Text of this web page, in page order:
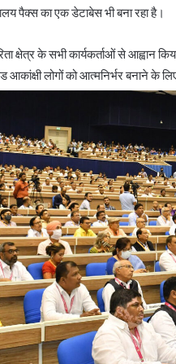
पैक्स का एक डेटाबेस भी बना रहा है।
क्षेत्र के सभी कार्यकर्ताओं से आह्वान
लोगों को आत्मनिर्भर बनाने के